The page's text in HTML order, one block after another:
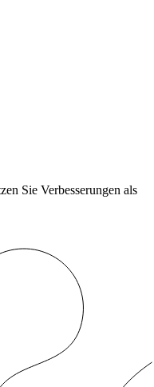
Sie Verbesserungen als